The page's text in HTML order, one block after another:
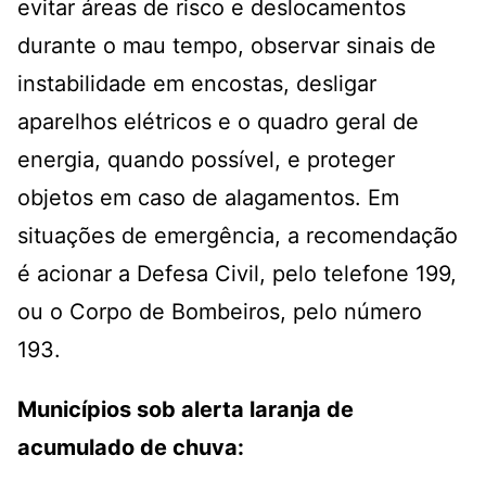
evitar áreas de risco e deslocamentos
durante o mau tempo, observar sinais de
instabilidade em encostas, desligar
aparelhos elétricos e o quadro geral de
energia, quando possível, e proteger
objetos em caso de alagamentos. Em
situações de emergência, a recomendação
é acionar a Defesa Civil, pelo telefone 199,
ou o Corpo de Bombeiros, pelo número
193.
Municípios sob alerta laranja de
acumulado de chuva: